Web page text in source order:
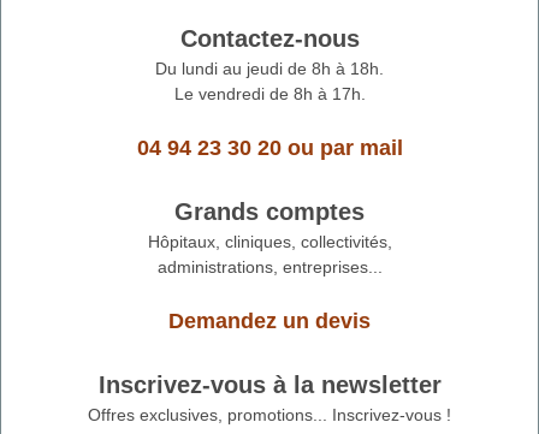
Contactez-nous
Du lundi au jeudi de 8h à 18h.
Le vendredi de 8h à 17h.
04 94 23 30 20ou par mail
Grands comptes
Hôpitaux, cliniques, collectivités,
administrations, entreprises...
Demandez un devis
Inscrivez-vous à la newsletter
Offres exclusives, promotions... Inscrivez-vous !